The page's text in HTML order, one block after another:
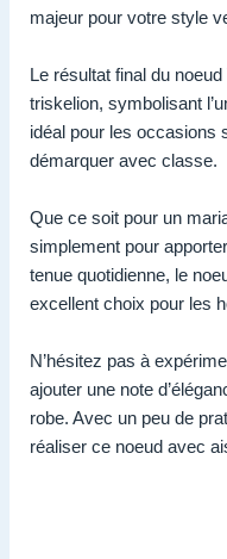
majeur pour votre style
Le résultat final du
triskelion, symbolisant
idéal pour les occasions
démarquer avec classe.
Que ce soit pour un
simplement pour
tenue quotidienne, le
excellent choix pour les
N’hésitez pas à
ajouter une note
robe. Avec un peu de
réaliser ce noeud avec